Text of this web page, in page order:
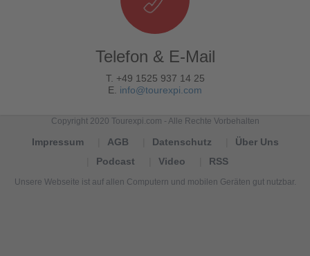
Telefon & E-Mail
T. +49 1525 937 14 25
E. info@tourexpi.com
Copyright 2020 Tourexpi.com - Alle Rechte Vorbehalten
Impressum AGB Datenschutz
Über Uns
Podcast
Video RSS
Unsere Webseite ist auf allen Computern und mobilen Geräten gut nutzbar.